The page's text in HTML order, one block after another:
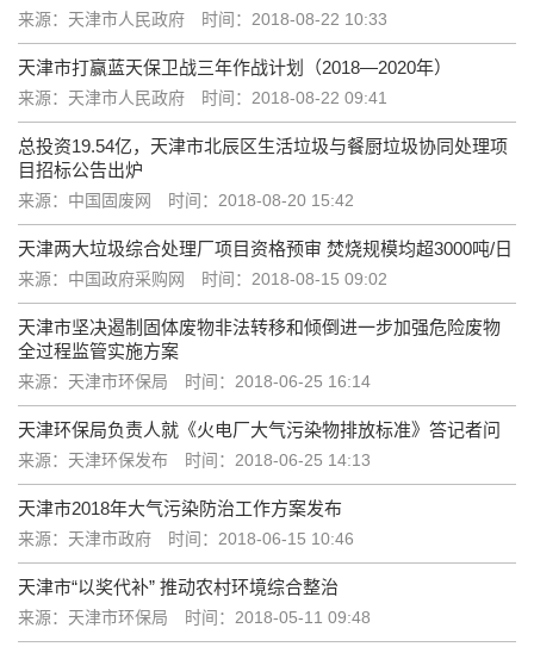
来源：天津市人民政府 时间：2018-08-22 10:33
天津市打赢蓝天保卫战三年作战计划（2018—2020年）
来源：天津市人民政府 时间：2018-08-22 09:41
总投资19.54亿，天津市北辰区生活垃圾与餐厨垃圾协同处理项
目招标公告出炉
来源：中国固废网 时间：2018-08-20 15:42
天津两大垃圾综合处理厂项目资格预审 焚烧规模均超3000吨/日
来源：中国政府采购网 时间：2018-08-15 09:02
天津市坚决遏制固体废物非法转移和倾倒进一步加强危险废物
全过程监管实施方案
来源：天津市环保局 时间：2018-06-25 16:14
天津环保局负责人就《火电厂大气污染物排放标准》答记者问
来源：天津环保发布 时间：2018-06-25 14:13
天津市2018年大气污染防治工作方案发布
来源：天津市政府 时间：2018-06-15 10:46
天津市“以奖代补” 推动农村环境综合整治
来源：天津市环保局 时间：2018-05-11 09:48